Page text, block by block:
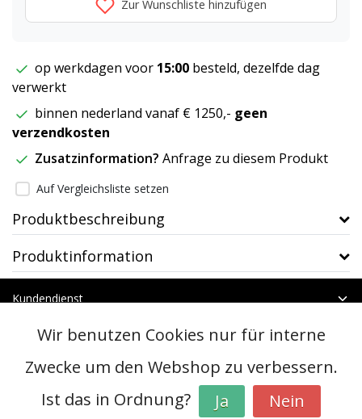
Zur Wunschliste hinzufügen
op werkdagen voor 15:00 besteld, dezelfde dag
verwerkt
binnen nederland vanaf € 1250,- geen
verzendkosten
Zusatzinformation? Anfrage zu diesem Produkt
Auf Vergleichsliste setzen
Produktbeschreibung
Produktinformation
Kundendienst
Kategorien
Kontakt
© Copyright 2026 - btt | RealisatieInStijl Media
Wir benutzen Cookies nur für interne
Zwecke um den Webshop zu verbessern.
Ist das in Ordnung?
Ja Nein